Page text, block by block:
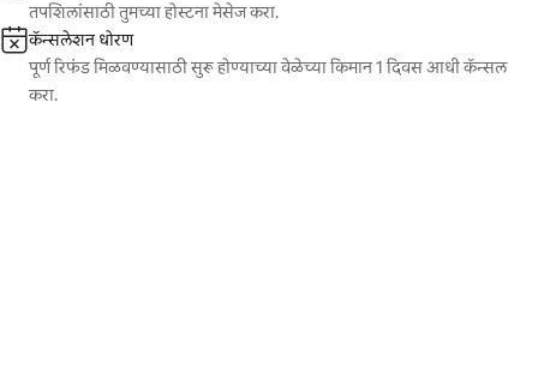
तपशिलांसाठी तुमच्या होस्टना मेसेज करा.
कॅन्सलेशन धोरण
पूर्ण रिफंड मिळवण्यासाठी सुरू होण्याच्या वेळेच्या किमान 1 दिवस आधी कॅन्सल
करा.